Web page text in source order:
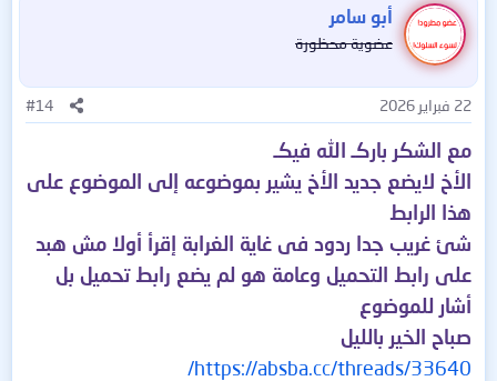
Samer
برنامج ذكي يبحث عن تعريفات جهازك الناقصة أو القديمة
🚀 المميزات:
✔ اكتشاف جميع التعريفات المفقودة فورًا
✔ تحميل أحدث إصدار رسمي لكل تعريف
✔ تثبيت تلقائي بدون أي تدخل منك
✔ تحسين سرعة وأداء الكمبيوتر
أبو سامر
عضوية محظورة
22 فبراير 2026 #14
مع الشكر باركـ الله فيكـ
الأخ لايضع جديد الأخ يشير بموضوعه إلى الموضوع على
هذا الرابط
شئ غريب جدا ردود فى غاية الغرابة إقرأ أولا مش هبد
على رابط التحميل وعامة هو لم يضع رابط تحميل بل
أشار للموضوع
صباح الخير بالليل
https://absba.cc/threads/33640/